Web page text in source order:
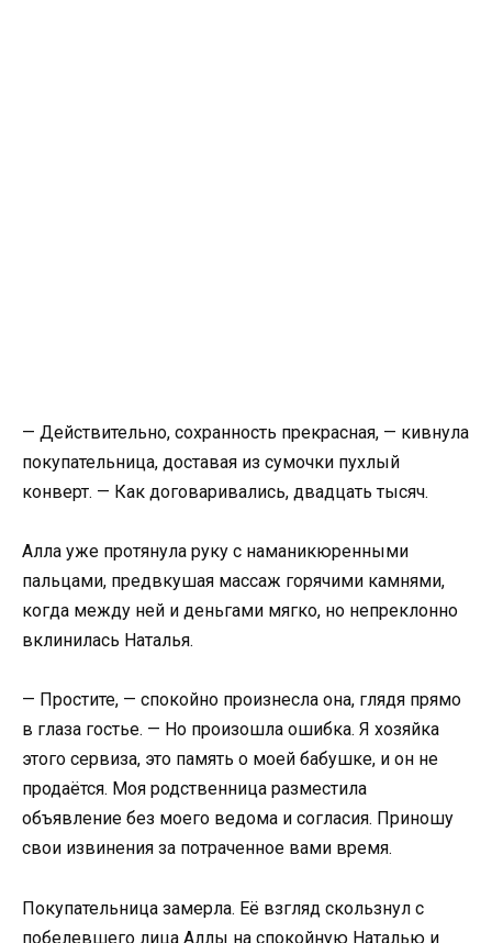
— Действительно, сохранность прекрасная, — кивнула
покупательница, доставая из сумочки пухлый
конверт. — Как договаривались, двадцать тысяч.
Алла уже протянула руку с наманикюренными
пальцами, предвкушая массаж горячими камнями,
когда между ней и деньгами мягко, но непреклонно
вклинилась Наталья.
— Простите, — спокойно произнесла она, глядя прямо
в глаза гостье. — Но произошла ошибка. Я хозяйка
этого сервиза, это память о моей бабушке, и он не
продаётся. Моя родственница разместила
объявление без моего ведома и согласия. Приношу
свои извинения за потраченное вами время.
Покупательница замерла. Её взгляд скользнул с
побелевшего лица Аллы на спокойную Наталью и